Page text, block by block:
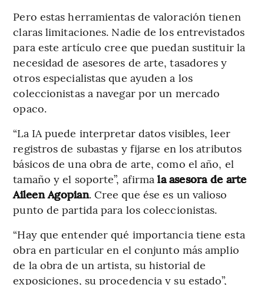
Pero estas herramientas de valoración tienen
claras limitaciones. Nadie de los entrevistados
para este artículo cree que puedan sustituir la
necesidad de asesores de arte, tasadores y
otros especialistas que ayuden a los
coleccionistas a navegar por un mercado
opaco.
“La IA puede interpretar datos visibles, leer
registros de subastas y fijarse en los atributos
básicos de una obra de arte, como el año, el
tamaño y el soporte”, afirmala asesora de arte
Aileen Agopian. Cree que ése es un valioso
punto de partida para los coleccionistas.
“Hay que entender qué importancia tiene esta
obra en particular en el conjunto más amplio
de la obra de un artista, su historial de
exposiciones, su procedencia y su estado”,